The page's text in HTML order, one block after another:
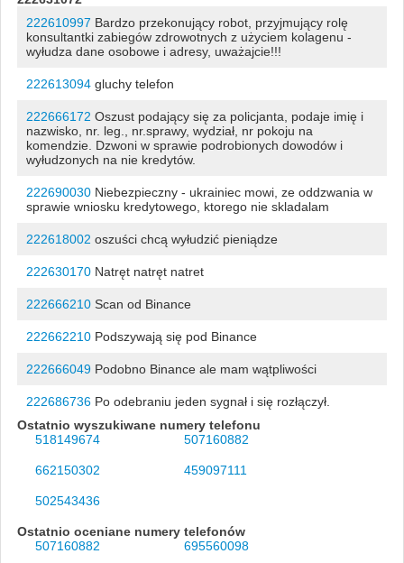
222610997 Bardzo przekonujący robot, przyjmujący rolę
konsultantki zabiegów zdrowotnych z użyciem kolagenu -
wyłudza dane osobowe i adresy, uważajcie!!!
222613094gluchy telefon
222666172 Oszust podający się za policjanta, podaje imię i
nazwisko, nr. leg., nr.sprawy, wydział, nr pokoju na
komendzie. Dzwoni w sprawie podrobionych dowodów i
wyłudzonych na nie kredytów.
222690030Niebezpieczny - ukrainiec mowi, ze oddzwania w
sprawie wniosku kredytowego, ktorego nie skladalam
222618002 oszuści chcą wyłudzić pieniądze
222630170Natręt natręt natret
222666210Scan od Binance
222662210Podszywają się pod Binance
222666049Podobno Binance ale mam wątpliwości
222686736Po odebraniu jeden sygnał i się rozłączył.
Ostatnio wyszukiwane numery telefonu
518149674
507160882
662150302 459097111
502543436
Ostatnio oceniane numery telefonów
507160882
695560098